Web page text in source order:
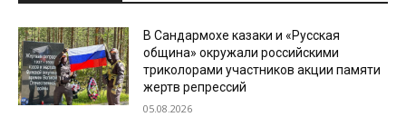
В Сандармохе казаки и «Русская
община» окружали российскими
триколорами участников акции памяти
жертв репрессий
05.08.2026